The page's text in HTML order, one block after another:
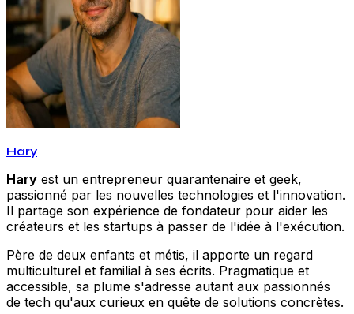
Hary
Hary est un entrepreneur quarantenaire et geek,
passionné par les nouvelles technologies et l'innovation.
Il partage son expérience de fondateur pour aider les
créateurs et les startups à passer de l'idée à l'exécution.
Père de deux enfants et métis, il apporte un regard
multiculturel et familial à ses écrits. Pragmatique et
accessible, sa plume s'adresse autant aux passionnés
de tech qu'aux curieux en quête de solutions concrètes.